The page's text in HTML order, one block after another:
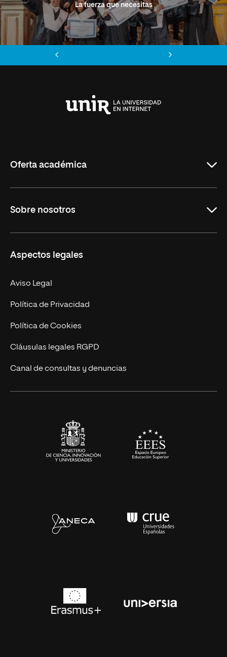
La fuerza que necesitas
Oferta académica
Másteres Oficiales
Doctorados
Experto Universitario
Postgrados
Cursos Universitarios
Sobre nosotros
Facultades
Nuestro Equipo
Trabaja en UNIR
Actualidad
UNIR Revista
Eventos
Aspectos legales
Aviso Legal
Política de Privacidad
Política de Cookies
Cláusulas legales RGPD
Canal de consultas y denuncias